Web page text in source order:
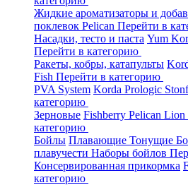
Жидкие ароматизаторы и
поклевок Pelican Перейти в
Насадки, тесто и паста Yum
Перейти в категорию
Ракеты, кобры, катапульты
Fish Перейти в категорию
PVA System Korda Prologic
категорию
Зерновые Fishberry Pelican Lion
категорию
Бойлы Плавающие Тонущие
плавучести Наборы бойлов
Консервированная прикормка
категорию